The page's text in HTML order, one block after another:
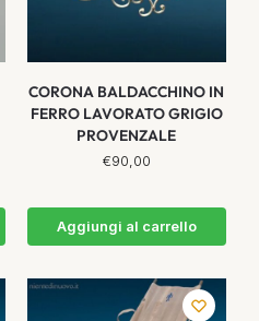
CORONA BALDACCHINO IN
FERRO LAVORATO GRIGIO
PROVENZALE
€90,00
Aggiungi al carrello